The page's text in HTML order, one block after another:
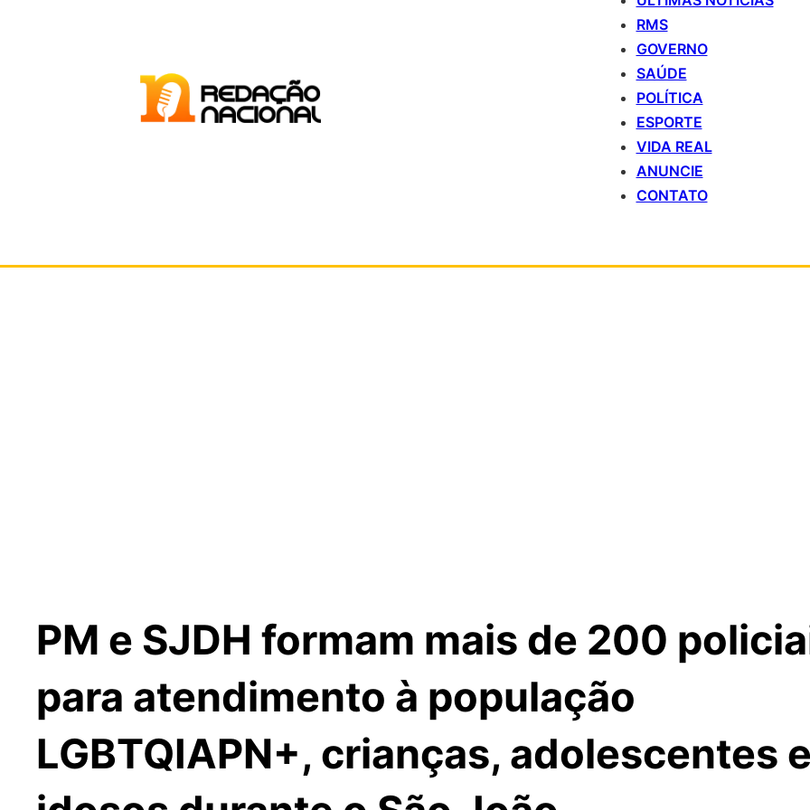
RMS
GOVERNO
SAÚDE
POLÍTICA
ESPORTE
VIDA REAL
ANUNCIE
CONTATO
PM e SJDH formam mais de 200
para atendimento à população
LGBTQIAPN+, crianças, adolescentes